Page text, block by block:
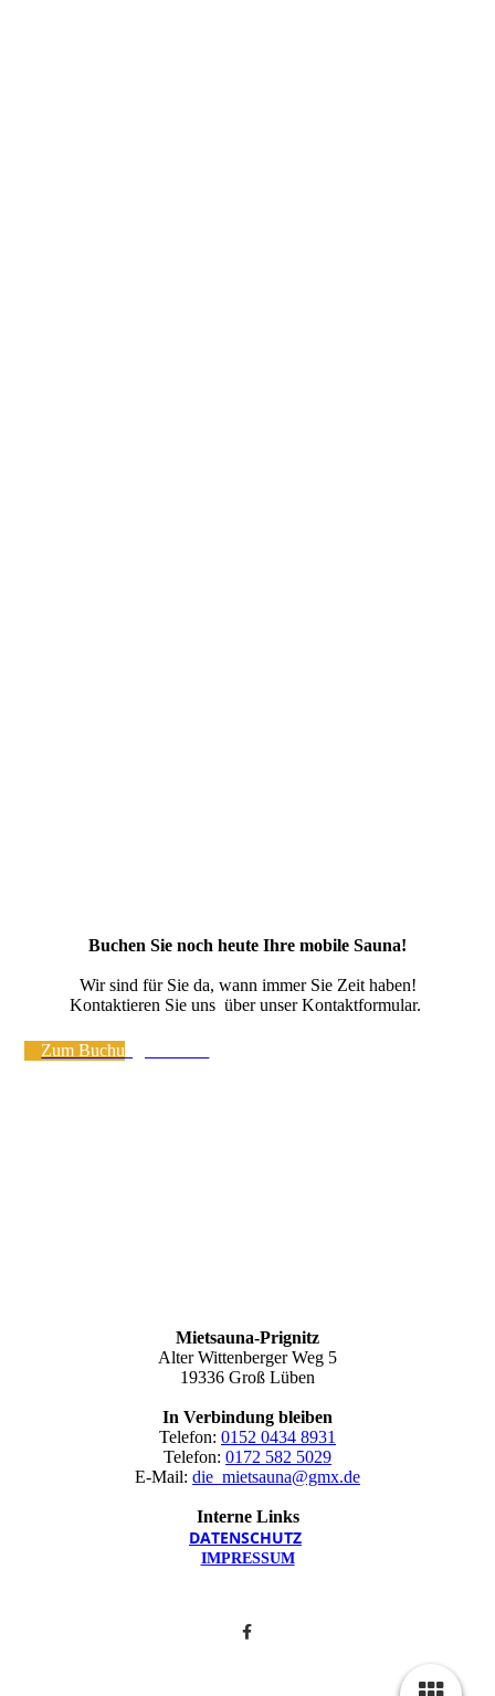
Buchen Sie noch heute Ihre mobile Sauna!
Wir sind für Sie da, wann immer Sie Zeit haben!
Kontaktieren Sie uns über unser Kontaktformular.
Zum Buchungskalender
Mietsauna-Prignitz
Alter Wittenberger Weg 5
19336 Groß Lüben
In Verbindung bleiben
Telefon: 0152 0434 8931
Telefon: 0172 582 5029
E-Mail: die_mietsauna@gmx.de
Interne Links
DATEN­SCHUTZ
IMPRESSUM